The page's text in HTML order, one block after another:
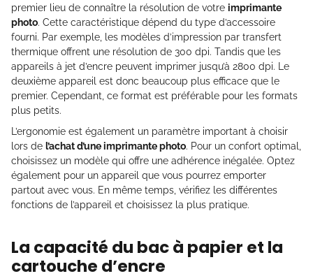
premier lieu de connaître la résolution de votre imprimante
photo. Cette caractéristique dépend du type d’accessoire
fourni. Par exemple, les modèles d’impression par transfert
thermique offrent une résolution de 300 dpi. Tandis que les
appareils à jet d’encre peuvent imprimer jusqu’à 2800 dpi. Le
deuxième appareil est donc beaucoup plus efficace que le
premier. Cependant, ce format est préférable pour les formats
plus petits.
L’ergonomie est également un paramètre important à choisir
lors de l’achat d’une imprimante photo. Pour un confort optimal,
choisissez un modèle qui offre une adhérence inégalée. Optez
également pour un appareil que vous pourrez emporter
partout avec vous. En même temps, vérifiez les différentes
fonctions de l’appareil et choisissez la plus pratique.
La capacité du bac à papier et la
cartouche d’encre